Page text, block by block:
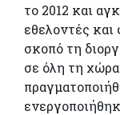
το 2012 και
εθελοντές και
σκοπό τη
σε όλη τη